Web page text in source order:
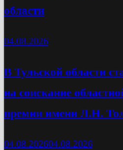
области
04.08.2026
В Тульской области
на соискание
премии имени Л.Н.
04.08.202604.08.2026